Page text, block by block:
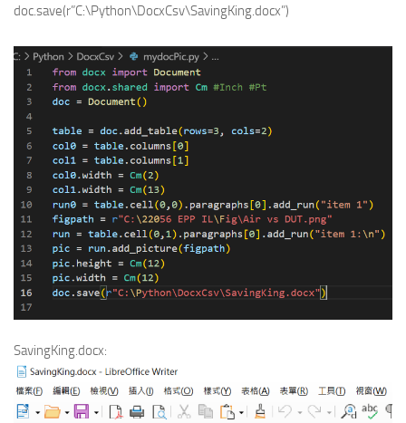
doc.save(r”C:\Python\DocxCsv\SavingKing.docx”)
SavingKing.docx: